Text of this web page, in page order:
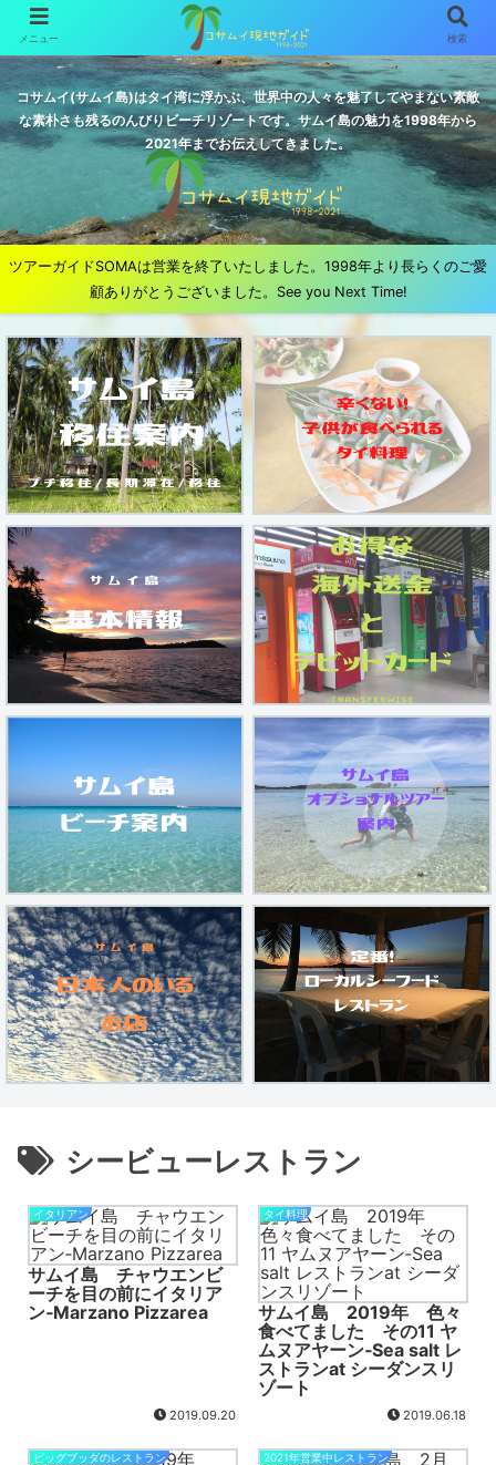
コサムイ(サムイ島)はタイ湾に浮かぶ、世界中の人々を魅了してやまない素敵
な素朴さも残るのんびりビーチリゾートです。サムイ島の魅力を1998年から
2021年までお伝えしてきました。
ツアーガイドSOMAは営業を終了いたしました。1998年より長らくのご愛
顧ありがとうございました。See you Next Time!
シービューレストラン
イタリアン
サムイ島 チャウエンビ
ーチを目の前にイタリア
ン‐Marzano Pizzarea
2019.09.20
タイ料理
サムイ島 2019年 色々
食べてました その11 ヤ
ムヌアヤーン‐Sea salt レ
ストランat シーダンスリ
ゾート
2019.06.18
ビッグブッダのレストラン 2021年営業中レストラン
メニュー 検索